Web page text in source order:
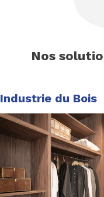
Nos
Industrie du Bois